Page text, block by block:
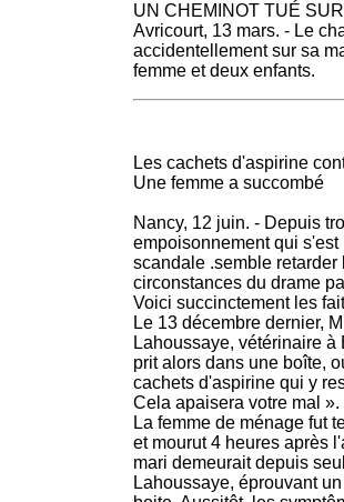
UN CHEMINOT TUÉ
Avricourt, 13 mars. - Le
accidentellement sur sa
femme et deux enfants.
Les cachets d'aspirine
Une femme a succombé
Nancy, 12 juin. - Depuis
empoisonnement qui
scandale .semble
circonstances du drame
Voici succinctement les
Le 13 décembre dernier,
Lahoussaye, vétérinaire
prit alors dans une boîte,
cachets d'aspirine qui y
Cela apaisera votre mal ».
La femme de ménage fut
et mourut 4 heures après
mari demeurait depuis
Lahoussaye, éprouvant